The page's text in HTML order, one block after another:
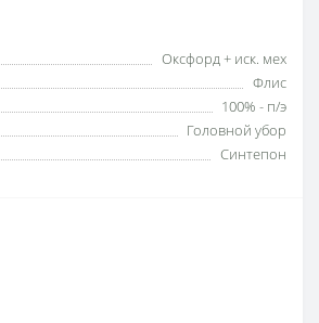
Оксфорд + иск. мех
Флис
100% - п/э
Головной убор
Синтепон